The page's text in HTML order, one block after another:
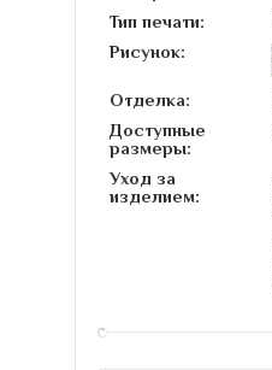
Тип печати:
Рисунок:
Отделка:
Доступные
размеры:
Уход за
изделием: